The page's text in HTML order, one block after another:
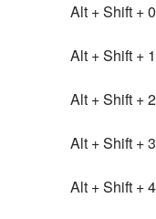
Alt + Shift +
Alt + Shift +
Alt + Shift +
Alt + Shift +
Alt + Shift +